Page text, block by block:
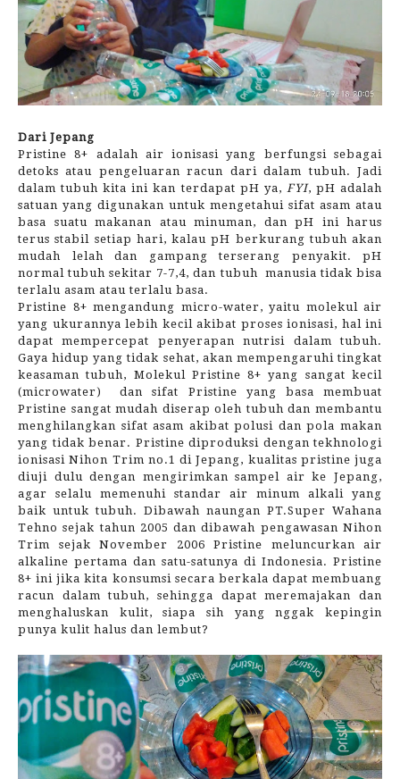
Dari Jepang
Pristine 8+ adalah air ionisasi yang berfungsi sebagai
detoks atau pengeluaran racun dari dalam tubuh. Jadi
dalam tubuh kita ini kan terdapat pH ya, FYI, pH adalah
satuan yang digunakan untuk mengetahui sifat asam atau
basa suatu makanan atau minuman, dan pH ini harus
terus stabil setiap hari, kalau pH berkurang tubuh akan
mudah lelah dan gampang terserang penyakit. pH
normal tubuh sekitar 7-7,4, dan tubuh manusia tidak bisa
terlalu asam atau terlalu basa.
Pristine 8+ mengandung micro-water, yaitu molekul air
yang ukurannya lebih kecil akibat proses ionisasi, hal ini
dapat mempercepat penyerapan nutrisi dalam tubuh.
Gaya hidup yang tidak sehat, akan mempengaruhi tingkat
keasaman tubuh, Molekul Pristine 8+ yang sangat kecil
(microwater)
dan sifat Pristine yang basa membuat
Pristine sangat mudah diserap oleh tubuh dan membantu
menghilangkan sifat asam akibat polusi dan pola makan
yang tidak benar. Pristine diproduksi dengan tekhnologi
ionisasi Nihon Trim no.1 di Jepang, kualitas pristine juga
diuji dulu dengan mengirimkan sampel air ke Jepang,
agar selalu memenuhi standar air minum alkali yang
baik untuk tubuh. Dibawah naungan PT.Super Wahana
Tehno sejak tahun 2005 dan dibawah pengawasan Nihon
Trim sejak November 2006 Pristine meluncurkan air
alkaline pertama dan satu-satunya di Indonesia. Pristine
8+ ini jika kita konsumsi secara berkala dapat membuang
racun dalam tubuh, sehingga dapat meremajakan dan
menghaluskan kulit, siapa sih yang nggak kepingin
punya kulit halus dan lembut?